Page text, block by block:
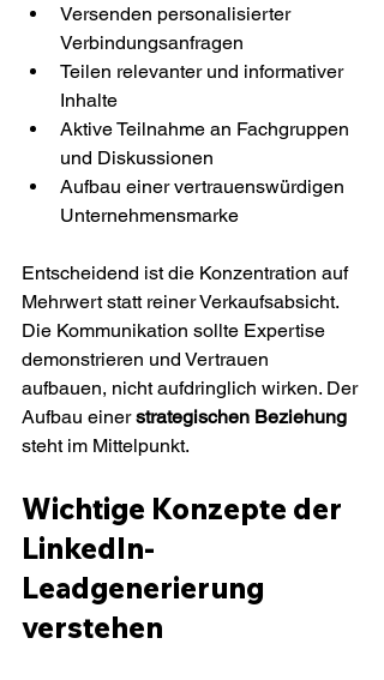
Versenden personalisierter
Verbindungsanfragen
Teilen relevanter und informativer
Inhalte
Aktive Teilnahme an Fachgruppen
und Diskussionen
Aufbau einer vertrauenswürdigen
Unternehmensmarke
Entscheidend ist die Konzentration auf
Mehrwert statt reiner Verkaufsabsicht.
Die Kommunikation sollte Expertise
demonstrieren und Vertrauen
aufbauen, nicht aufdringlich wirken. Der
Aufbau einer strategischen Beziehung
steht im Mittelpunkt.
Wichtige Konzepte der
LinkedIn-
Leadgenerierung
verstehen